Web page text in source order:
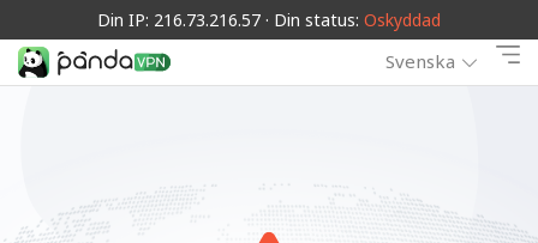
Din IP: 216.73.216.57 · Din status: Oskyddad
Svenska